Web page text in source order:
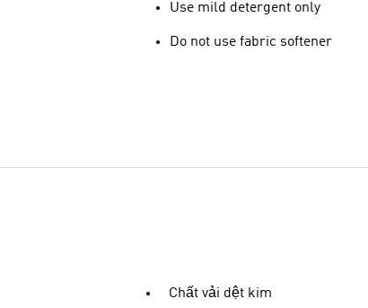
Use mild detergent only
Do not use fabric softener
Chất vải dệt kim